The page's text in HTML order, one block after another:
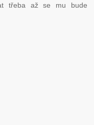
třeba až se mu bude